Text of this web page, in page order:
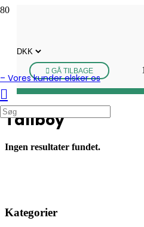
– Vores kunder elsker os
GÅ TILBAGE
Tallboy
Ingen resultater fundet.
Kategorier